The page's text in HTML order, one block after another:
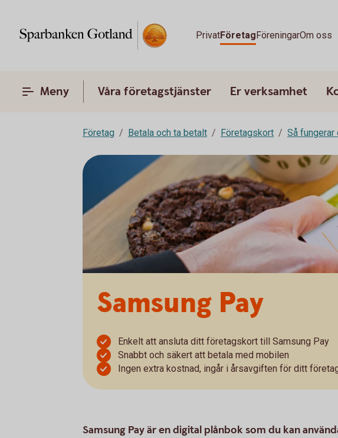
PrivatFöretagFöreningarOm oss
Meny Våra företagstjänster Er verksamhet
Företag Betala och ta betalt Företagskort Så
Samsung Pay
Enkelt att ansluta ditt företagskort till Samsung Pay
Snabbt och säkert att betala med mobilen
Ingen extra kostnad, ingår i årsavgiften för ditt
Samsung Pay är en digital plånbok som du kan